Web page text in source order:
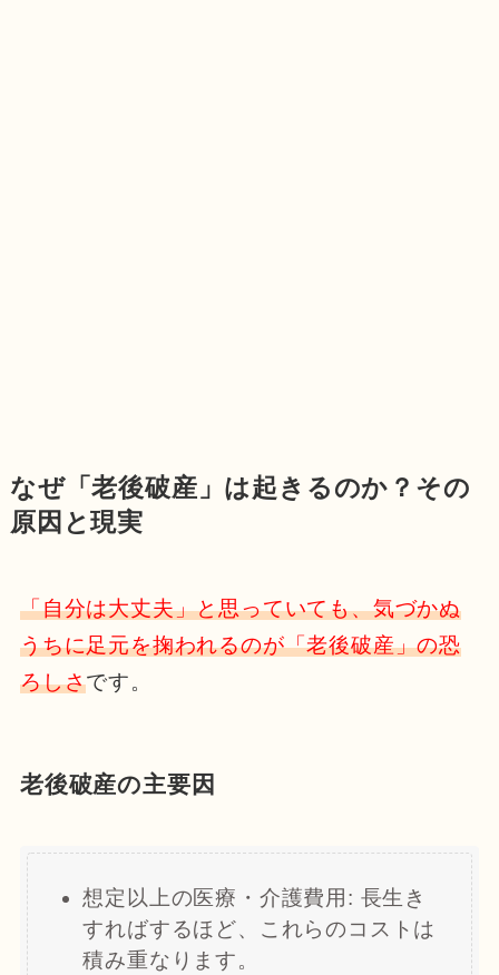
なぜ「老後破産」は起きるのか？その
原因と現実
「自分は大丈夫」と思っていても、気づかぬ
うちに足元を掬われるのが「老後破産」の恐
ろしさです。
老後破産の主要因
想定以上の医療・介護費用: 長生き
すればするほど、これらのコストは
積み重なります。